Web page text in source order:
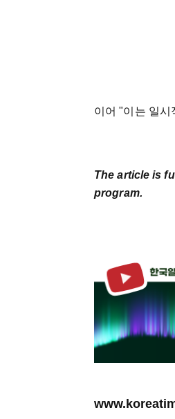
이어 "이는 일시
The article is
program.